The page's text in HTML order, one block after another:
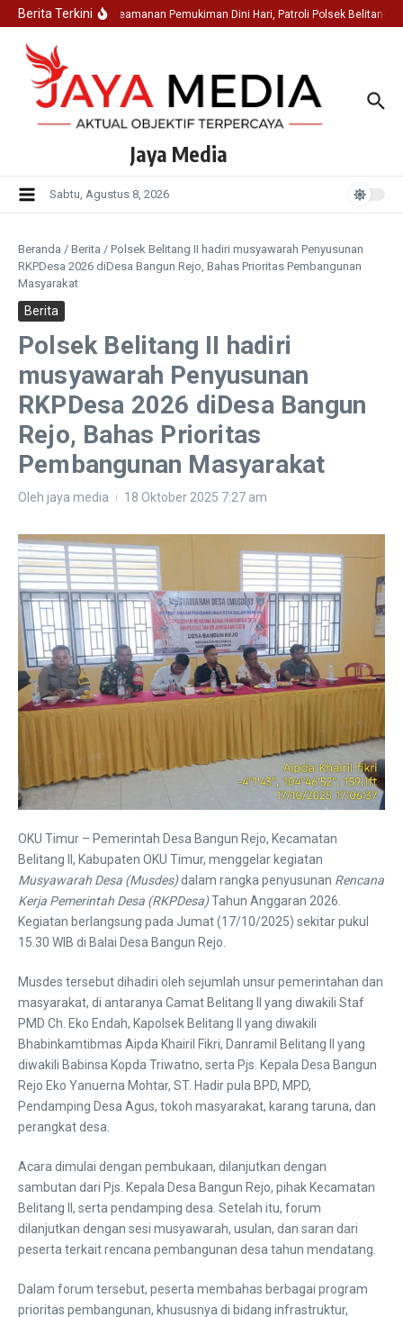
Lewati ke konten
Berita TerkiniJaga Keamanan Pemukiman Dini Hari, Patroli Polsek Belitang II
Jaya Media
Sabtu, Agustus 8, 2026
Beranda / Berita / Polsek Belitang II hadiri musyawarah Penyusunan
RKPDesa 2026 diDesa Bangun Rejo, Bahas Prioritas Pembangunan
Masyarakat
Berita
Polsek Belitang II hadiri
musyawarah Penyusunan
RKPDesa 2026 diDesa Bangun
Rejo, Bahas Prioritas
Pembangunan Masyarakat
Oleh jaya media 18 Oktober 2025 7:27 am
OKU Timur – Pemerintah Desa Bangun Rejo, Kecamatan
Belitang II, Kabupaten OKU Timur, menggelar kegiatan
Musyawarah Desa (Musdes)dalam rangka penyusunan Rencana
Kerja Pemerintah Desa (RKPDesa)Tahun Anggaran 2026.
Kegiatan berlangsung pada Jumat (17/10/2025) sekitar pukul
15.30 WIB di Balai Desa Bangun Rejo.
Musdes tersebut dihadiri oleh sejumlah unsur pemerintahan dan
masyarakat, di antaranya Camat Belitang II yang diwakili Staf
PMD Ch. Eko Endah, Kapolsek Belitang II yang diwakili
Bhabinkamtibmas Aipda Khairil Fikri, Danramil Belitang II yang
diwakili Babinsa Kopda Triwatno, serta Pjs. Kepala Desa Bangun
Rejo Eko Yanuerna Mohtar, ST. Hadir pula BPD, MPD,
Pendamping Desa Agus, tokoh masyarakat, karang taruna, dan
perangkat desa.
Acara dimulai dengan pembukaan, dilanjutkan dengan
sambutan dari Pjs. Kepala Desa Bangun Rejo, pihak Kecamatan
Belitang II, serta pendamping desa. Setelah itu, forum
dilanjutkan dengan sesi musyawarah, usulan, dan saran dari
peserta terkait rencana pembangunan desa tahun mendatang.
Dalam forum tersebut, peserta membahas berbagai program
prioritas pembangunan, khususnya di bidang infrastruktur,